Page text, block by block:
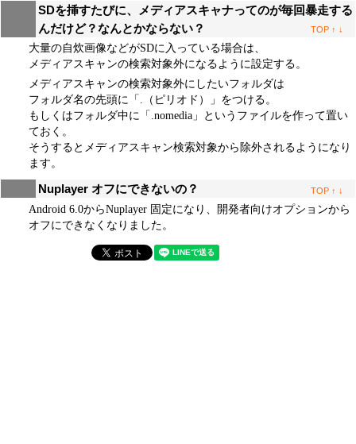
SDを挿すたびに、メディアスキャナってのが毎回暴走する
んだけど？なんとかならない？
TOP ↑ ↓
大量の自炊画像などがSDに入っている場合は、
メディアスキャンの検索対象外になるように設定する。
メディアスキャンの検索対象外にしたいフォルダは
フォルダ名の先頭に「.（ピリオド）」をつける。
もしくはフォルダ中に「.nomedia」というファイルを作って置い
ておく。
そうするとメディアスキャン検索対象から除外されるようになり
ます。
Nuplayer オフにできないの？ TOP ↑ ↓
Android 6.0からNuplayer 固定になり、開発者向けオプションから
オフにできなくなりました。